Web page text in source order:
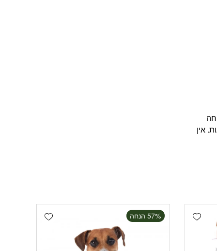
דוחה
עד 4 שבועות. דוחה יתושים וזבובי חול עד 4 שבועות. אין
Add wishlist
Add wishlist ‫57% הנחה